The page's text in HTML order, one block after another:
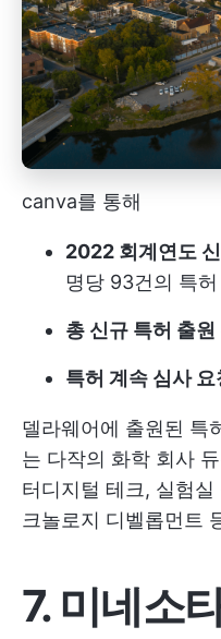
canva를 통해
2022 회계연도
명당 93건의 특허
총 신규 특허 출
특허 계속 심사
델라웨어에 출원된 특
는 다작의 화학 회사
터디지털 테크, 실험
크놀로지 디벨롭먼트
7. 미네소